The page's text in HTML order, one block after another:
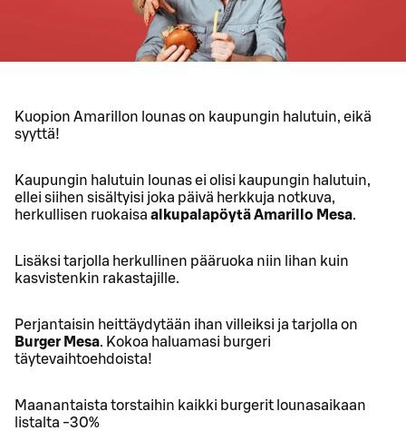
Kuopion Amarillon lounas on kaupungin halutuin, eikä
syyttä!
Kaupungin halutuin lounas ei olisi kaupungin halutuin,
ellei siihen sisältyisi joka päivä herkkuja notkuva,
herkullisen ruokaisa alkupalapöytä Amarillo Mesa.
Lisäksi tarjolla herkullinen pääruoka niin lihan kuin
kasvistenkin rakastajille.
Perjantaisin heittäydytään ihan villeiksi ja tarjolla on
Burger Mesa. Kokoa haluamasi burgeri
täytevaihtoehdoista!
Maanantaista torstaihin kaikki burgerit lounasaikaan
listalta -30%